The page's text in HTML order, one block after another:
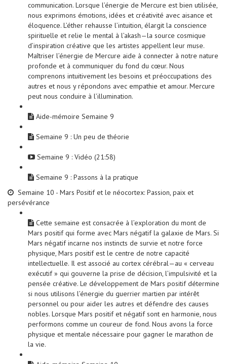
communication. Lorsque l’énergie de Mercure est bien utilisée,
nous exprimons émotions, idées et créativité avec aisance et
éloquence. L’éther rehausse l’intuition, élargit la conscience
spirituelle et relie le mental à l’akash—la source cosmique
d’inspiration créative que les artistes appellent leur muse.
Maîtriser l’énergie de Mercure aide à connecter à notre nature
profonde et à communiquer du fond du cœur. Nous
comprenons intuitivement les besoins et préoccupations des
autres et nous y répondons avec empathie et amour. Mercure
peut nous conduire à l’illumination.
Aide-mémoire Semaine 9
Semaine 9 : Un peu de théorie
Semaine 9 : Vidéo (21:58)
Semaine 9 : Passons à la pratique
Semaine 10 - Mars Positif et le néocortex: Passion, paix et
persévérance
Cette semaine est consacrée à l’exploration du mont de
Mars positif qui forme avec Mars négatif la galaxie de Mars. Si
Mars négatif incarne nos instincts de survie et notre force
physique, Mars positif est le centre de notre capacité
intellectuelle. Il est associé au cortex cérébral—au « cerveau
exécutif » qui gouverne la prise de décision, l’impulsivité et la
pensée créative. Le développement de Mars positif détermine
si nous utilisons l’énergie du guerrier martien par intérêt
personnel ou pour aider les autres et défendre des causes
nobles. Lorsque Mars positif et négatif sont en harmonie, nous
performons comme un coureur de fond. Nous avons la force
physique et mentale nécessaire pour gagner le marathon de
la vie.